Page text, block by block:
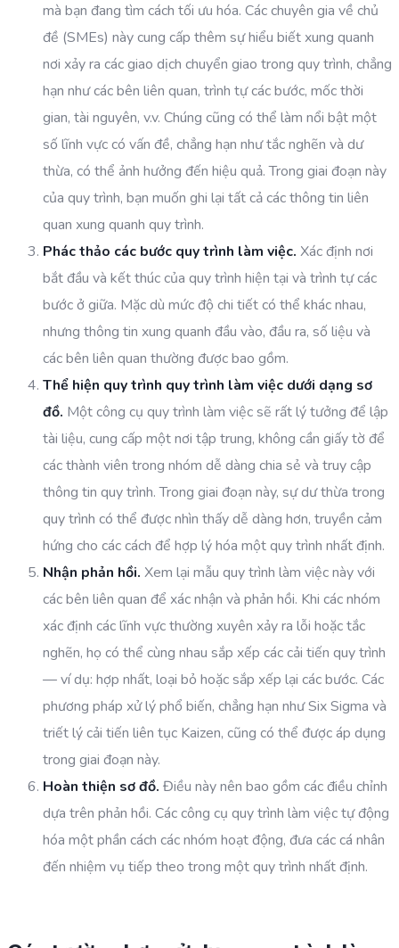
mà bạn đang tìm cách tối ưu hóa. Các chuyên gia về chủ
đề (SMEs) này cung cấp thêm sự hiểu biết xung quanh
nơi xảy ra các giao dịch chuyển giao trong quy trình, chẳng
hạn như các bên liên quan, trình tự các bước, mốc thời
gian, tài nguyên, v.v. Chúng cũng có thể làm nổi bật một
số lĩnh vực có vấn đề, chẳng hạn như tắc nghẽn và dư
thừa, có thể ảnh hưởng đến hiệu quả. Trong giai đoạn này
của quy trình, bạn muốn ghi lại tất cả các thông tin liên
quan xung quanh quy trình.
Phác thảo các bước quy trình làm việc. Xác định nơi
bắt đầu và kết thúc của quy trình hiện tại và trình tự các
bước ở giữa. Mặc dù mức độ chi tiết có thể khác nhau,
nhưng thông tin xung quanh đầu vào, đầu ra, số liệu và
các bên liên quan thường được bao gồm.
Thể hiện quy trình quy trình làm việc dưới dạng sơ
đồ. Một công cụ quy trình làm việc sẽ rất lý tưởng để lập
tài liệu, cung cấp một nơi tập trung, không cần giấy tờ để
các thành viên trong nhóm dễ dàng chia sẻ và truy cập
thông tin quy trình. Trong giai đoạn này, sự dư thừa trong
quy trình có thể được nhìn thấy dễ dàng hơn, truyền cảm
hứng cho các cách để hợp lý hóa một quy trình nhất định.
Nhận phản hồi. Xem lại mẫu quy trình làm việc này với
các bên liên quan để xác nhận và phản hồi. Khi các nhóm
xác định các lĩnh vực thường xuyên xảy ra lỗi hoặc tắc
nghẽn, họ có thể cùng nhau sắp xếp các cải tiến quy trình
— ví dụ: hợp nhất, loại bỏ hoặc sắp xếp lại các bước. Các
phương pháp xử lý phổ biến, chẳng hạn như Six Sigma và
triết lý cải tiến liên tục Kaizen, cũng có thể được áp dụng
trong giai đoạn này.
Hoàn thiện sơ đồ. Điều này nên bao gồm các điều chỉnh
dựa trên phản hồi. Các công cụ quy trình làm việc tự động
hóa một phần cách các nhóm hoạt động, đưa các cá nhân
đến nhiệm vụ tiếp theo trong một quy trình nhất định.